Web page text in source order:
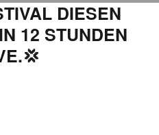
DIESEN
12 STUNDEN